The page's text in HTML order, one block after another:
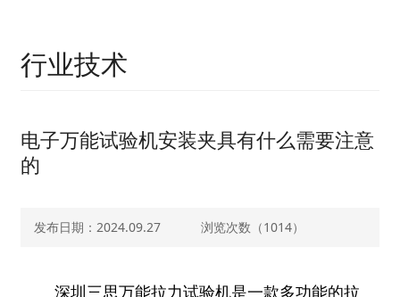
行业技术
电子万能试验机安装夹具有什么需要注意
的
发布日期：2024.09.27 浏览次数（1014）
深圳三思万能拉力试验机是一款多功能的拉